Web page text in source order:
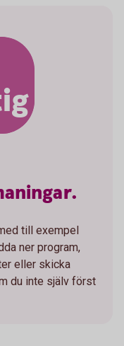
till exempel
ner program,
eller skicka
du inte själv först